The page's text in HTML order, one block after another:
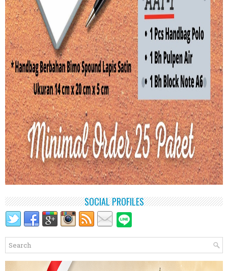
SOCIAL PROFILES